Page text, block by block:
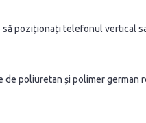
poziționați telefonul vertical
de poliuretan și polimer